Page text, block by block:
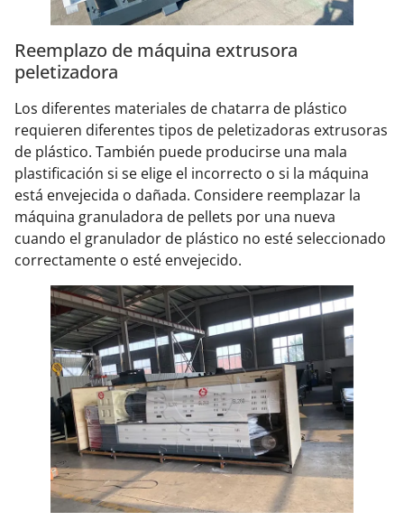
Reemplazo de máquina extrusora
peletizadora
Los diferentes materiales de chatarra de plástico
requieren diferentes tipos de peletizadoras extrusoras
de plástico. También puede producirse una mala
plastificación si se elige el incorrecto o si la máquina
está envejecida o dañada. Considere reemplazar la
máquina granuladora de pellets por una nueva
cuando el granulador de plástico no esté seleccionado
correctamente o esté envejecido.